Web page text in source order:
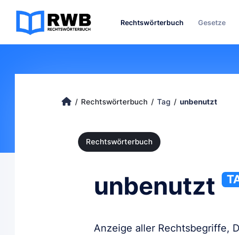
Rechtswörterbuch Gesetze
Rechtswörterbuch Tag unbenutzt
Rechtswörterbuch
unbenutzt
Anzeige aller Rechtsbegriffe,